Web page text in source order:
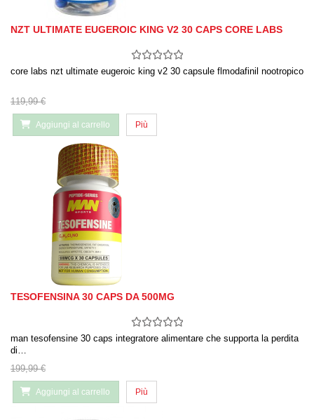
NZT ULTIMATE EUGEROIC KING V2 30 CAPS CORE LABS
core labs nzt ultimate eugeroic king v2 30 capsule flmodafinil nootropico
119,99 €
Aggiungi al carrello Più
TESOFENSINA 30 CAPS DA 500MG
man tesofensine 30 caps integratore alimentare che supporta la perdita
di…
199,99 €
Aggiungi al carrello Più